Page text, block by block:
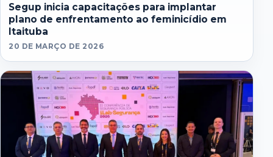
Segup inicia capacitações para implantar
plano de enfrentamento ao feminicídio em
Itaituba
20 DE MARÇO DE 2026